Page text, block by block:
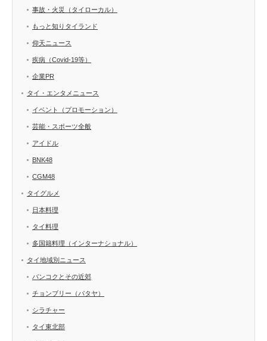
事故・火災（タイローカル）
もっと知りタイランド
仰天ニュース
疾病（Covid-19等）
企業PR
タイ・エンタメニュース
イベント（プロモーション）
芸能・スポーツ全般
アイドル
BNK48
CGM48
タイグルメ
日本料理
タイ料理
多国籍料理（インターナショナル）
タイ地域別ニュース
バンコクとその近郊
チョンブリー（パタヤ）
シラチャー
タイ東北部